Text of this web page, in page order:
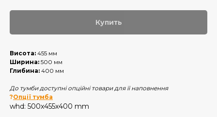
Купить
Висота: 455 мм
Ширина: 500 мм
Глибина: 400 мм
До тумби доступні опційні товари для її наповнення
?Опції тумба
whd: 500x455x400 mm